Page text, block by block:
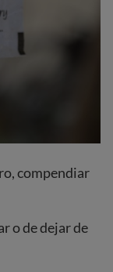
compendiar
o de dejar de